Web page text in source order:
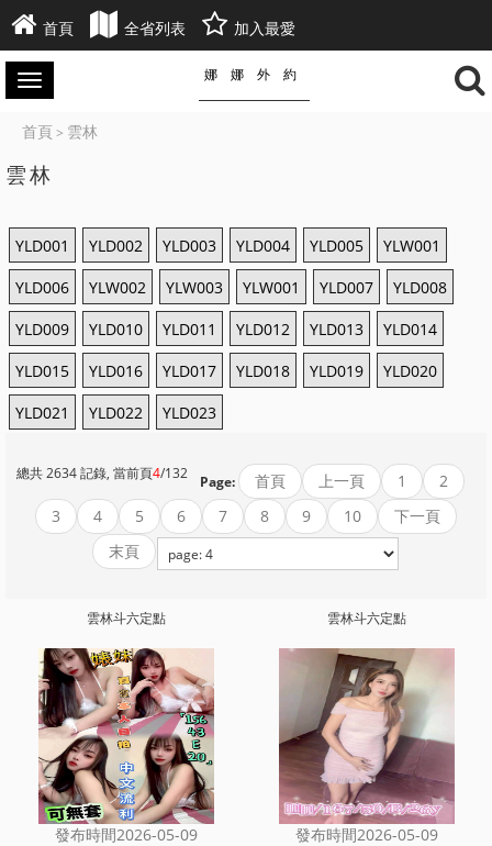
首頁 全省列表 加入最愛
娜娜外約
首頁> 雲林
雲林
YLD001 YLD002 YLD003 YLD004 YLD005
YLW001
YLD006
YLW002 YLW003 YLW001 YLD007
YLD008
YLD009
YLD010 YLD011 YLD012 YLD013
YLD014
YLD015
YLD016 YLD017 YLD018 YLD019
YLD020
YLD021
YLD022 YLD023
Page:
總共 2634 記錄, 當前頁4/132 首頁 上一頁 1
2
3
4 5 6 7 8 9 10
下一頁
末頁
雲林斗六定點
發布時間2026-05-09
雲林斗六定點
發布時間2026-05-09